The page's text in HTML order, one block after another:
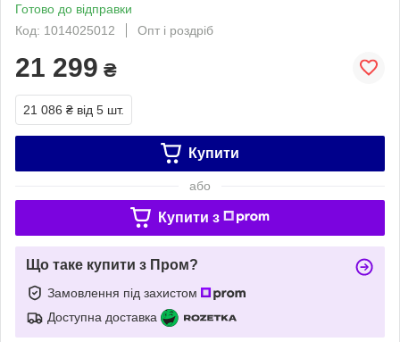
Готово до відправки
Код: 1014025012
Опт і роздріб
21 299 ₴
21 086 ₴ від 5 шт.
Купити
або
Купити з
Що таке купити з Пром?
Замовлення під захистом
Доступна доставка